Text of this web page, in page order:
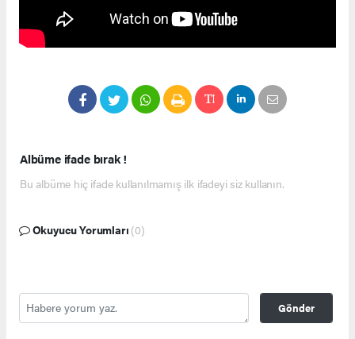
Albüme ifade bırak !
Bu albüme hiç ifade kullanılmamış ilk ifadeyi siz kullanın.
Okuyucu Yorumları (0)
Gönder